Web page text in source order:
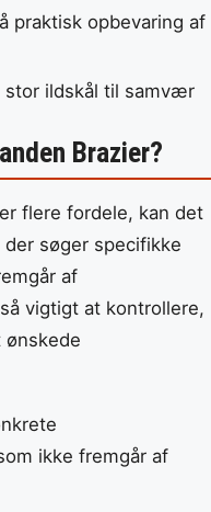
praktisk opbevaring af
stor ildskål til samvær
Brazier?
flere fordele, kan det
søger specifikke
af
vigtigt at kontrollere,
ønskede
ikke fremgår af